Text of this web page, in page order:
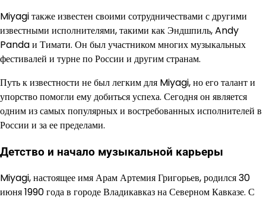
Miyagi также известен своими сотрудничествами с другими
известными исполнителями, такими как Эндшпиль, Andy
Panda и Тимати. Он был участником многих музыкальных
фестивалей и турне по России и другим странам.
Путь к известности не был легким для Miyagi, но его талант и
упорство помогли ему добиться успеха. Сегодня он является
одним из самых популярных и востребованных исполнителей в
России и за ее пределами.
Детство и начало музыкальной карьеры
Miyagi, настоящее имя Арам Артемия Григорьев, родился 30
июня 1990 года в городе Владикавказ на Северном Кавказе. С